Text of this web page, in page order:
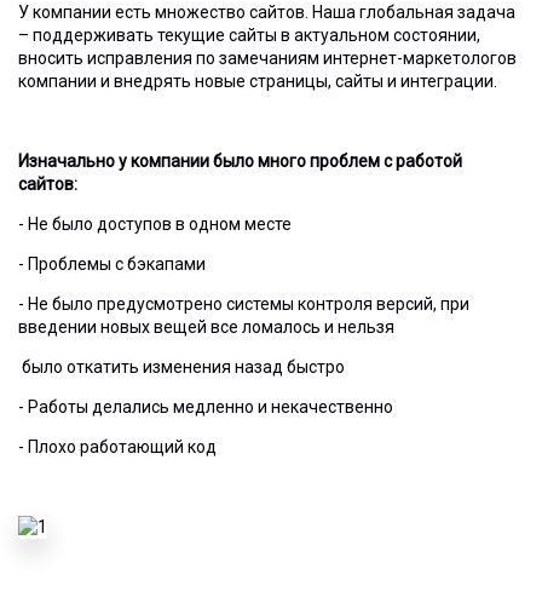
У компании есть множество сайтов. Наша глобальная задача
– поддерживать текущие сайты в актуальном состоянии,
вносить исправления по замечаниям интернет-маркетологов
компании и внедрять новые страницы, сайты и интеграции.
Изначально у компании было много проблем с работой
сайтов:
- Не было доступов в одном месте
- Проблемы с бэкапами
- Не было предусмотрено системы контроля версий, при
введении новых вещей все ломалось и нельзя
было откатить изменения назад быстро
- Работы делались медленно и некачественно
- Плохо работающий код